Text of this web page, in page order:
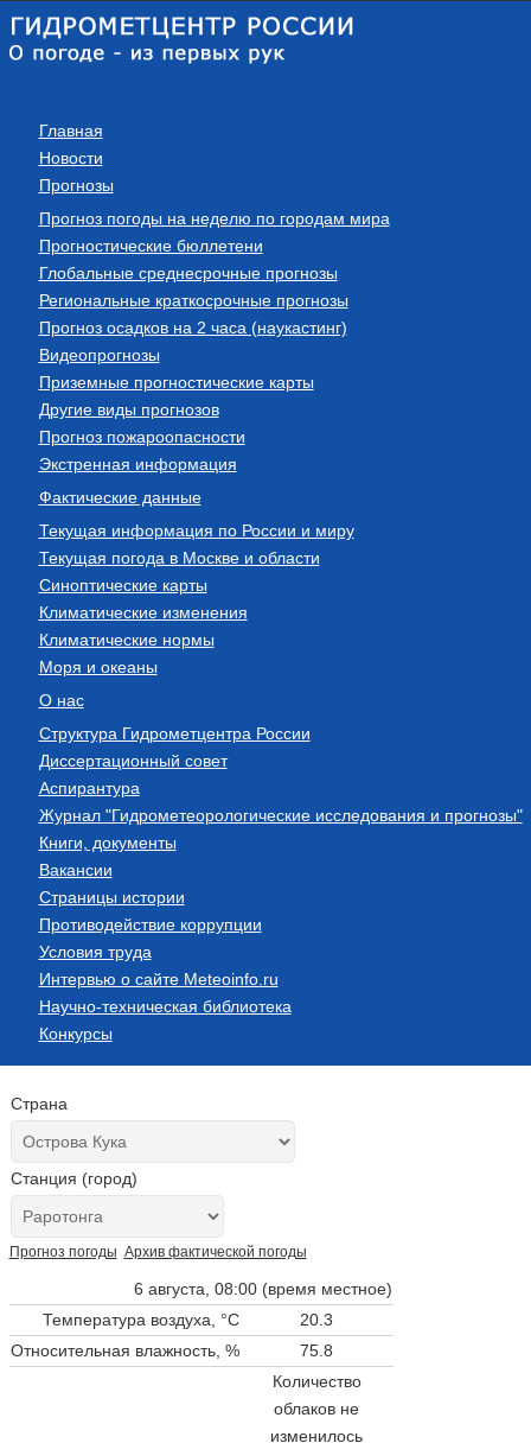
Главная
Новости
Прогнозы
Прогноз погоды на неделю по городам мира
Прогностические бюллетени
Глобальные среднесрочные прогнозы
Региональные краткосрочные прогнозы
Прогноз осадков на 2 часа (наукастинг)
Видеопрогнозы
Приземные прогностические карты
Другие виды прогнозов
Прогноз пожароопасности
Экстренная информация
Фактические данные
Текущая информация по России и миру
Текущая погода в Москве и области
Синоптические карты
Климатические изменения
Климатические нормы
Моря и океаны
О нас
Структура Гидрометцентра России
Диссертационный совет
Аспирантура
Журнал "Гидрометеорологические исследования и прогнозы"
Книги, документы
Вакансии
Страницы истории
Противодействие коррупции
Условия труда
Интервью о сайте Meteoinfo.ru
Научно-техническая библиотека
Конкурсы
Страна
Станция (город)
Прогноз погоды Архив фактической погоды
6 августа, 08:00 (время местное)
Температура воздуха, °C
20.3
Относительная влажность, %
75.8
Количество
облаков не
изменилось